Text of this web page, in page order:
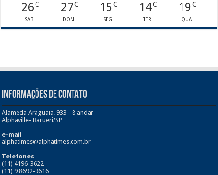
26C
SAB
27C
DOM
15 C
SEG
14C
TER
19C
QUA
INFORMAÇÕES DE CONTATO
Alameda Araguaia, 933 - 8 andar
Alphaville- Barueri/SP
e-mail
alphatimes@alphatimes.com.br
Telefones
(11) 4196-3622
(11) 9 8692-9616